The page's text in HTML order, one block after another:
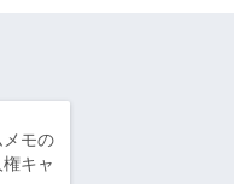
メモの
キャ